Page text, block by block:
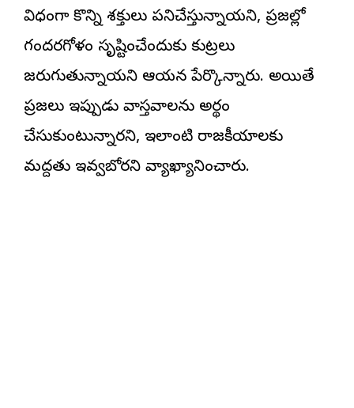
విధంగా కొన్ని శక్తులు పనిచేస్తున్నాయని, ప్రజల్లో
గందరగోళం సృష్టించేందుకు కుట్రలు
జరుగుతున్నాయని ఆయన పేర్కొన్నారు. అయితే
ప్రజలు ఇప్పుడు వాస్తవాలను అర్థం
చేసుకుంటున్నారని, ఇలాంటి రాజకీయాలకు
మద్దతు ఇవ్వబోరని వ్యాఖ్యానించారు.